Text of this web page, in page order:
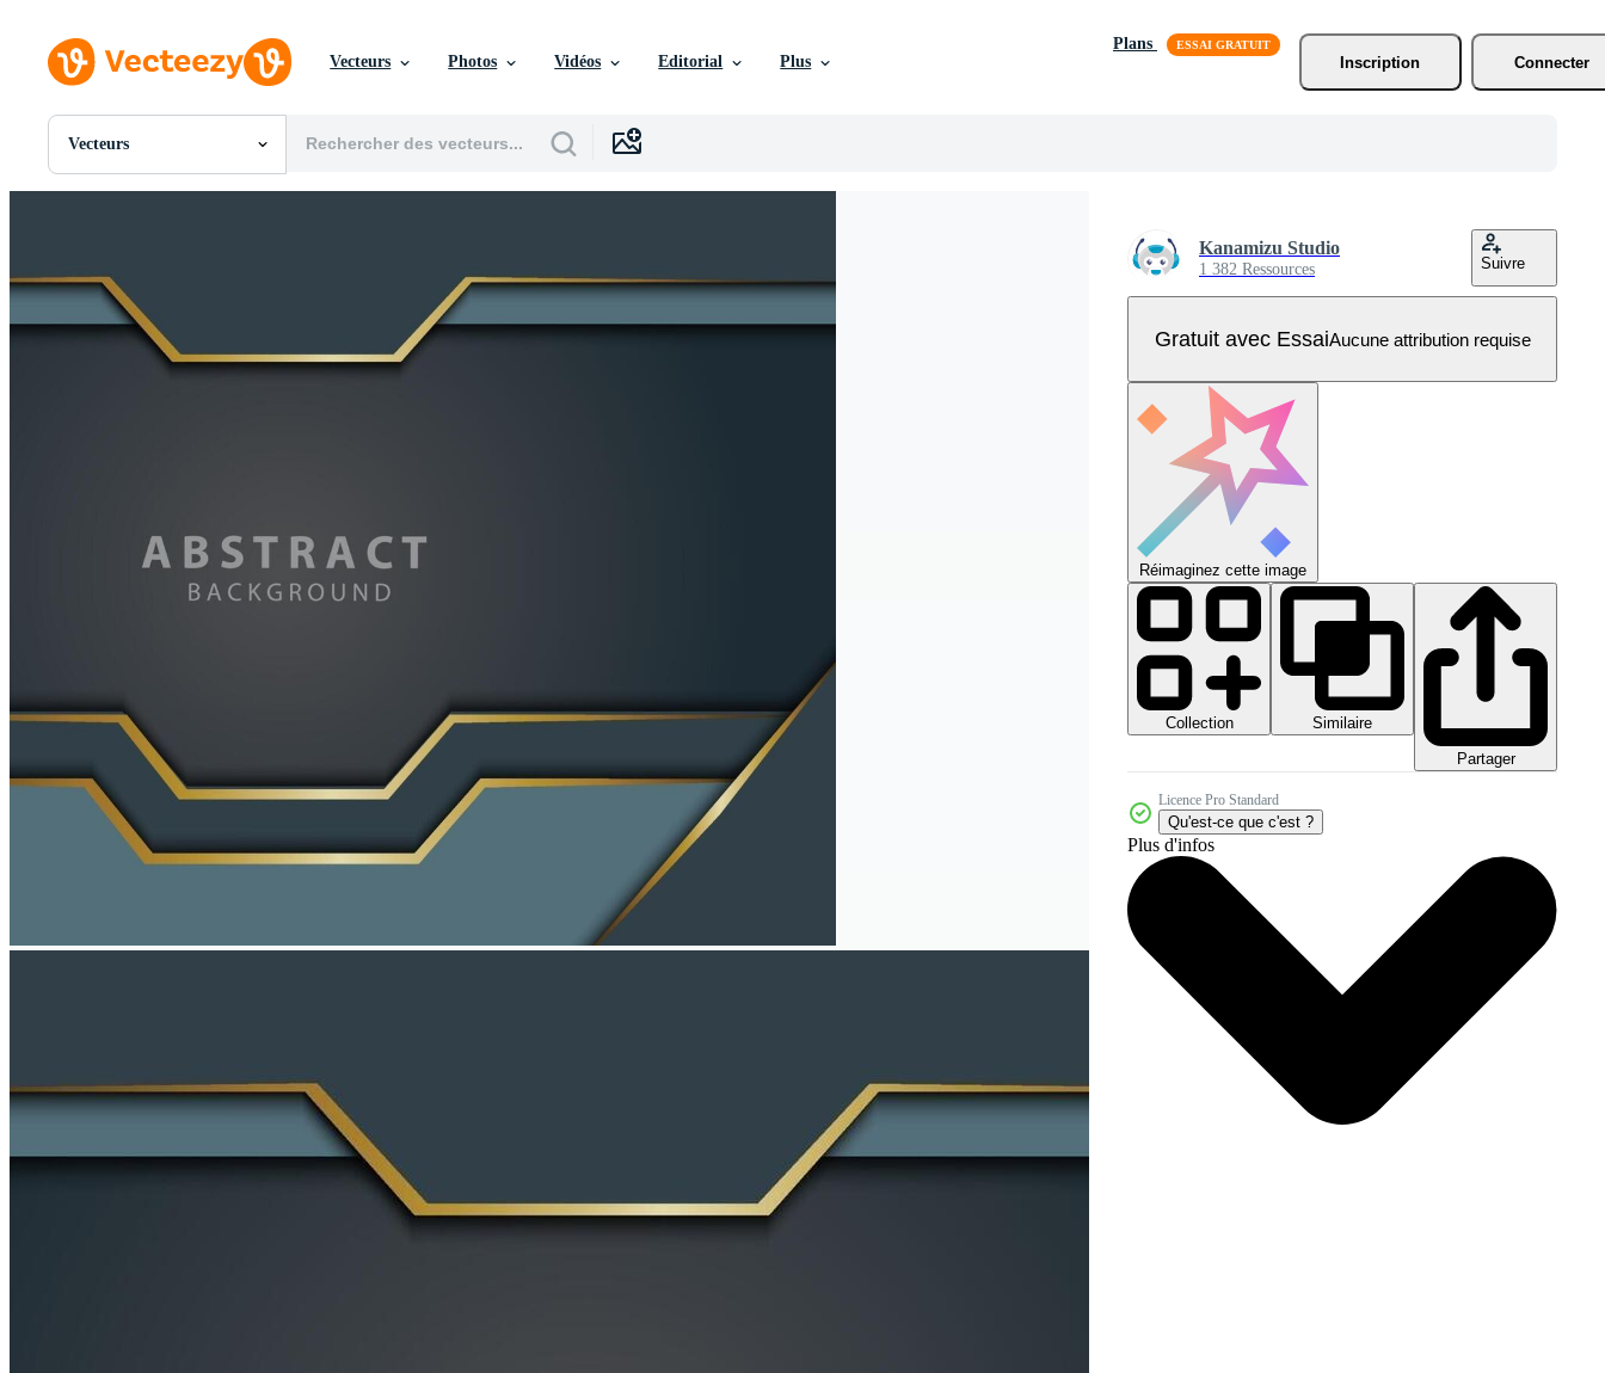
Vecteurs Photos Vidéos Editorial Plus
Plans
Inscription
Connecter
Vecteurs
Toutes Images
SVGs
Modèles
Vecteurs
Vidéos
Motion graphics
Kanamizu Studio
1 382 Ressources Suivre
Gratuit avec EssaiAucune attribution requise
Réimaginez cette image
Collection
Similaire
Partager
Licence Pro Standard
Qu'est-ce que c'est ?
Plus d'infos